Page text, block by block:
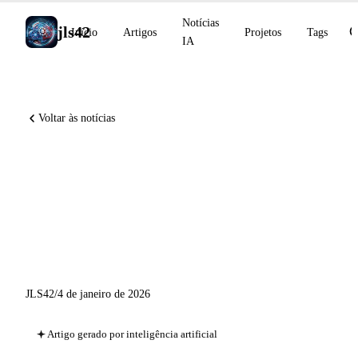
jls42
Início Artigos
Notícias
IA
Projetos Tags
Voltar às notícias
JLS42/4 de janeiro de 2026
Artigo gerado por inteligência artificial